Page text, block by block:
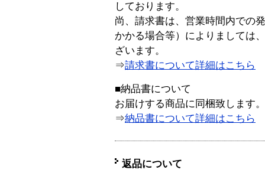
しております。
尚、請求書は、営業時間内での
かかる場合等）によりましては
ざいます。
⇒請求書について詳細はこちら
■納品書について
お届けする商品に同梱致します。
⇒納品書について詳細はこちら
返品について